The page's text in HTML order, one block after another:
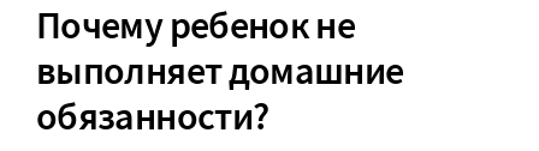
Почему ребенок не
выполняет домашние
обязанности?